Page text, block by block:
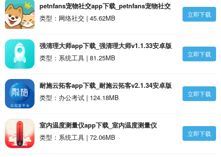
petnfans宠物社交app下载_petnfans宠物社交
v3.4.37安卓版
类型：网络社交 | 45.62MB 立即下载
强清理大师app下载_强清理大师v1.1.33安卓版
类型：系统工具 | 81.25MB
立即下载
耐施云拓客app下载_耐施云拓客v2.1.34安卓版
类型：办公考试 | 124.18MB
立即下载
室内温度测量仪app下载_室内温度测量仪
v3.1.36安卓版
类型：系统工具 | 72.06MB 立即下载